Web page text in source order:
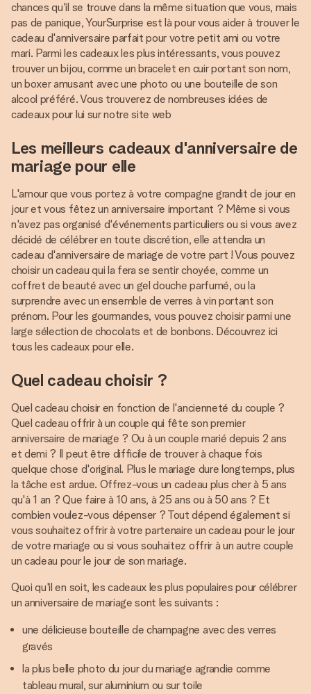
chances qu'il se trouve dans la même situation que vous, mais
pas de panique, YourSurprise est là pour vous aider à trouver le
cadeau d'anniversaire parfait pour votre petit ami ou votre
mari. Parmi les cadeaux les plus intéressants, vous pouvez
trouver un bijou, comme un bracelet en cuir portant son nom,
un boxer amusant avec une photo ou une bouteille de son
alcool préféré. Vous trouverez de nombreuses idées de
cadeaux pour lui sur notre site web
Les meilleurs cadeaux d'anniversaire de
mariage pour elle
L'amour que vous portez à votre compagne grandit de jour en
jour et vous fêtez un anniversaire important ? Même si vous
n'avez pas organisé d'événements particuliers ou si vous avez
décidé de célébrer en toute discrétion, elle attendra un
cadeau d'anniversaire de mariage de votre part ! Vous pouvez
choisir un cadeau qui la fera se sentir choyée, comme un
coffret de beauté avec un gel douche parfumé, ou la
surprendre avec un ensemble de verres à vin portant son
prénom. Pour les gourmandes, vous pouvez choisir parmi une
large sélection de chocolats et de bonbons. Découvrez ici
tous les cadeaux pour elle.
Quel cadeau choisir ?
Quel cadeau choisir en fonction de l'ancienneté du couple ?
Quel cadeau offrir à un couple qui fête son premier
anniversaire de mariage ? Ou à un couple marié depuis 2 ans
et demi ? Il peut être difficile de trouver à chaque fois
quelque chose d'original. Plus le mariage dure longtemps, plus
la tâche est ardue. Offrez-vous un cadeau plus cher à 5 ans
qu'à 1 an ? Que faire à 10 ans, à 25 ans ou à 50 ans ? Et
combien voulez-vous dépenser ? Tout dépend également si
vous souhaitez offrir à votre partenaire un cadeau pour le jour
de votre mariage ou si vous souhaitez offrir à un autre couple
un cadeau pour le jour de son mariage.
Quoi qu'il en soit, les cadeaux les plus populaires pour célébrer
un anniversaire de mariage sont les suivants :
une délicieuse bouteille de champagne avec des verres
gravés
la plus belle photo du jour du mariage agrandie comme
tableau mural, sur aluminium ou sur toile